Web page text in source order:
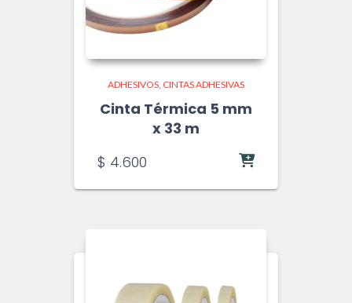
ADHESIVOS CINTAS ADHESIVAS
Cinta Térmica 5 mm
x 33 m
$ 4.600